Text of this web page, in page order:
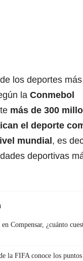
los deportes
la Conmebol
más de 300
el deporte
mundial, es
deportivas
Compensar, ¿cuánto
la FIFA conoce los